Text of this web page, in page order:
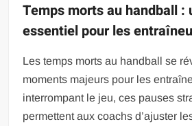
Temps morts au handball :
essentiel pour les
Les temps morts au handball se
moments majeurs pour les
interrompant le jeu, ces pauses
permettent aux coachs d’ajuster